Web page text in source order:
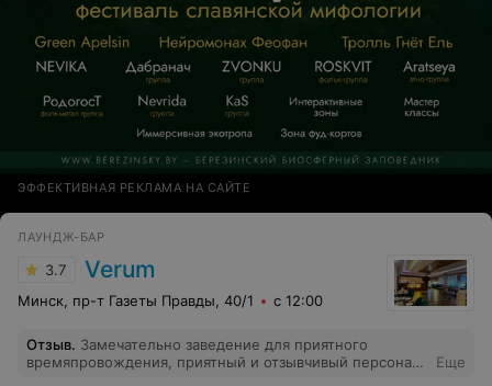
ЭФФЕКТИВНАЯ РЕКЛАМА НА САЙТЕ
ЛАУНДЖ-БАР
3.7 Verum
Минск, пр-т Газеты Правды, 40/1 с 12:00
Отзыв. Замечательно заведение для приятного
времяпровождения, приятный и отзывчивый персонал,
Еще